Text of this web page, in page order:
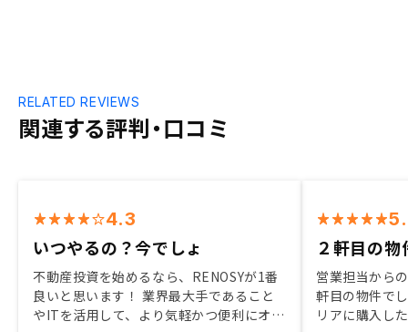
関連する評判・口コミ
RELATED REVIEWS
4.3
いつやるの？今でしょ
不動産投資を始めるなら、RENOSYが1番
良いと思います！ 業界最大手であること
やITを活用して、より気軽かつ便利にオペ
２軒目の
営業担当から
軒目の物件で
リアに購入し